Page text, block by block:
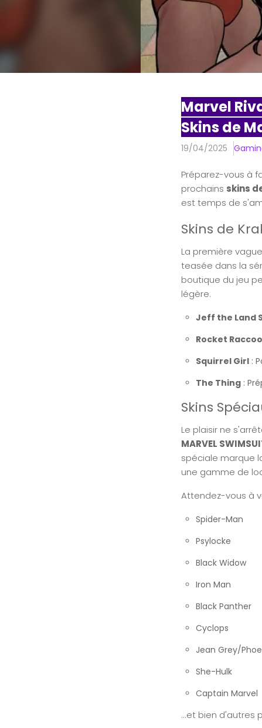
Marvel
Skins de
19/04/2025
Préparez-vous à
prochains skins
est temps de
Skins de
La première
teasée dans la
boutique du jeu
légère.
Jeff the Land
Rocket
Squirrel Girl :
The Thing :
Skins
Le plaisir ne
MARVEL
spéciale marque
une gamme de
Attendez-vous à
Spider-Man
Psylocke
Black Widow
Iron Man
Black Panther
Cyclops
Jean Grey/
She-Hulk
Captain Marvel
...et bien d'autres